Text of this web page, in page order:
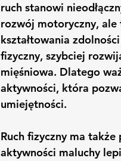
ruch stanowi
rozwój motoryczny, ale
kształtowania
fizyczny, szybciej
mięśniowa. Dlatego
aktywności, która
umiejętności.
Ruch fizyczny ma
aktywności maluchy